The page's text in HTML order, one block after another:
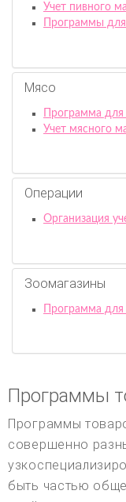
Учет пивного
Программы
Мясо
Программа
Учет мясного
Операции
Организация
Зоомагазины
Программа для
Программы
Программы
совершенно
быть частью